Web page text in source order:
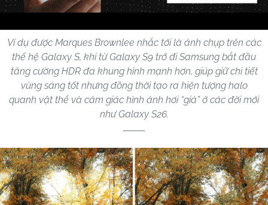
Ví dụ được Marques Brownlee nhắc tới là ảnh chụp trên các
thế hệ Galaxy S, khi từ Galaxy S9 trở đi Samsung bắt đầu
tăng cường HDR đa khung hình mạnh hơn, giúp giữ chi tiết
vùng sáng tốt nhưng đồng thời tạo ra hiện tượng halo
quanh vật thể và cảm giác hình ảnh hơi “giả” ở các đời mới
như Galaxy S26.